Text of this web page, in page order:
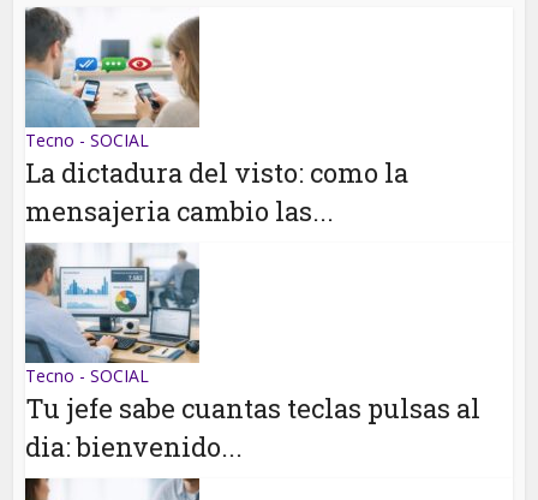
Tecno - SOCIAL
La dictadura del visto: como la
mensajeria cambio las...
Tecno - SOCIAL
Tu jefe sabe cuantas teclas pulsas al
dia: bienvenido...